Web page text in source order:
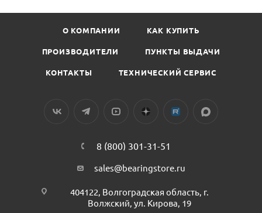
О КОМПАНИИ КАК КУПИТЬ
ПРОИЗВОДИТЕЛИ ПУНКТЫ ВЫДАЧИ
КОНТАКТЫ ТЕХНИЧЕСКИЙ СЕРВИС
8 (800) 301-31-51
sales@bearingstore.ru
404122, Волгоградская область, г.
Волжский, ул. Кирова, 19